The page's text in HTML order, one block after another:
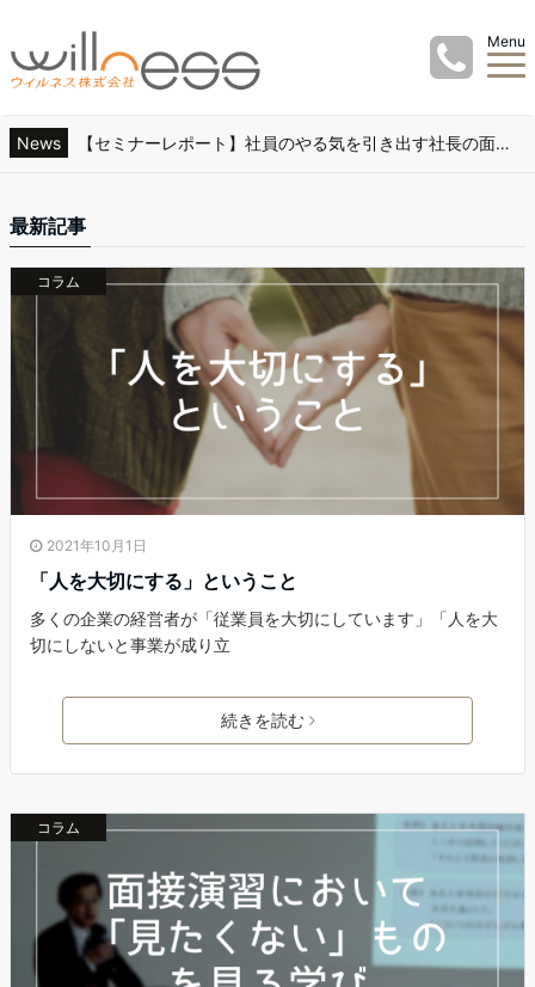
Menu
News
【セミナーレポート】社員のやる気を引き出す社長の面談術、実施しました！
【無料オンラインセミナー】実践！採用面接の質問術＆見極め術
最新記事
コラム
2021年10月1日
「人を大切にする」ということ
多くの企業の経営者が「従業員を大切にしています」「人を大
切にしないと事業が成り立
続きを読む
コラム